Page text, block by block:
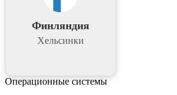
Финляндия
Хельсинки
Операционные системы